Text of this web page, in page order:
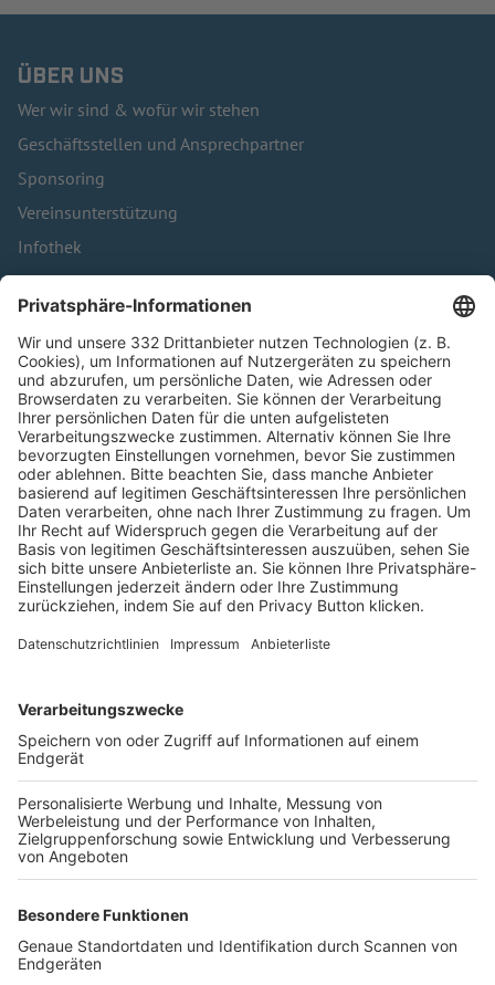
ÜBER UNS
Wer wir sind & wofür wir stehen
Geschäftsstellen und Ansprechpartner
Sponsoring
Vereinsunterstützung
Infothek
Kontakt
HÄUFIG BESUCHTE SEITEN
Pässe und Vereinswechsel
Trainerausbildung
Schulungsangebot Vereinsmitarbeiter
BFV-Geschäftsstellen
Trainerbörse
Login SpielPlus
FOLGE DEM BFV
TOP-VEREINE
TOP-PARTNER